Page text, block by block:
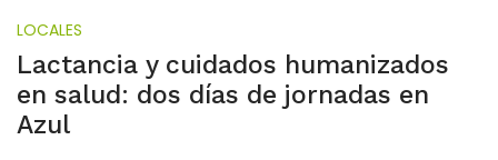
LOCALES
Lactancia y cuidados humanizados
en salud: dos días de jornadas en
Azul